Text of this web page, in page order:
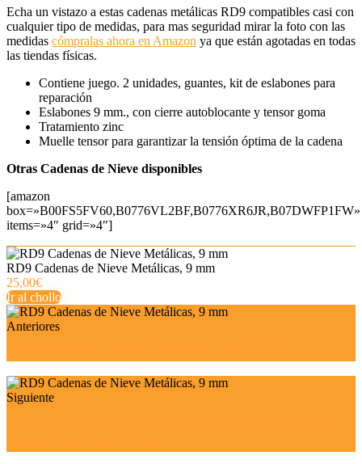
Echa un vistazo a estas cadenas metálicas RD9 compatibles casi con
cualquier tipo de medidas, para mas seguridad mirar la foto con las
medidas cómpralas ahora en Amazon ya que están agotadas en todas
las tiendas físicas.
Contiene juego. 2 unidades, guantes, kit de eslabones para
reparación
Eslabones 9 mm., con cierre autoblocante y tensor goma
Tratamiento zinc
Muelle tensor para garantizar la tensión óptima de la cadena
Otras Cadenas de Nieve disponibles
[amazon
box=»B00FS5FV60,B0776VL2BF,B0776XR6JR,B07DWFP1FW»
items=»4″ grid=»4″]
RD9 Cadenas de Nieve Metálicas, 9 mm
25,00€
Ir al chollo
Anteriores
Siguiente